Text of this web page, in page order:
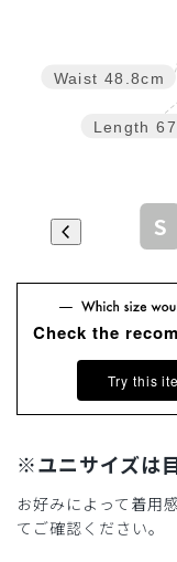
Length
Waist 48.8cm
S
Check the
Try this
※ユニサイズは
お好みによって着用
てご確認ください。